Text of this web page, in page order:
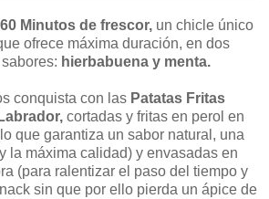
60 Minutos de frescor,un chicle único
ofrece máxima duración, en dos
hierbabuena y menta.
conquista con las Patatas Fritas
cortadas y fritas en perol en
que garantiza un sabor natural, una
la máxima calidad) y envasadas en
(para ralentizar el paso del tiempo y
sin que por ello pierda un ápice de